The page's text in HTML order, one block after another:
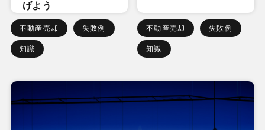
げよう
不動産売却 失敗例
知識
不動産売却 失敗例
知識